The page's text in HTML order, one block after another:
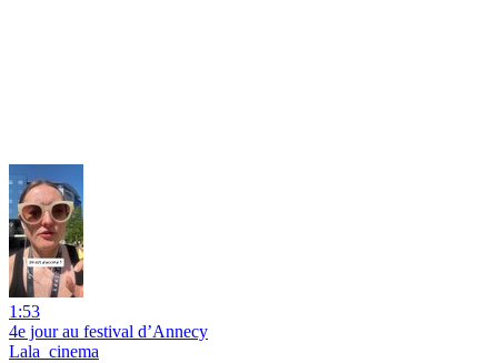
1:53
4e jour au festival d’Annecy
Lala_cinema